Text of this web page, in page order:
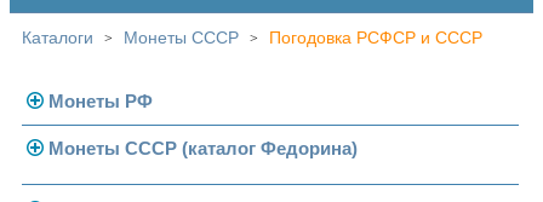
Каталоги > Монеты СССР > Погодовка РСФСР и СССР
Монеты РФ
Современная Россия
Монеты СССР (каталог Федорина)